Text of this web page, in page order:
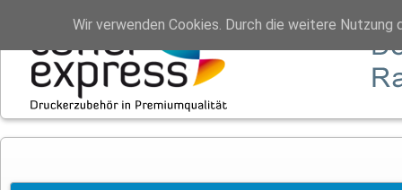
Wir verwenden Cookies. Durch die weitere